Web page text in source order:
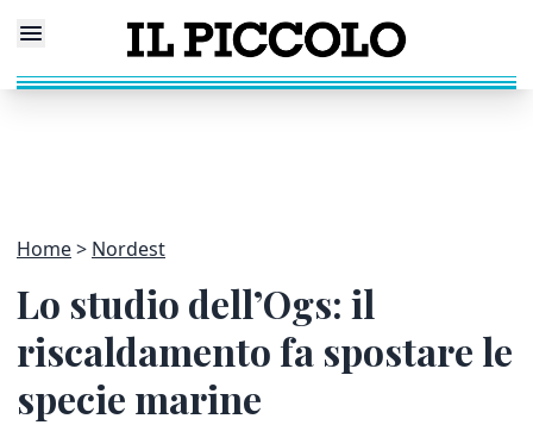
Home Nordest
Lo studio dell’Ogs: il
riscaldamento fa spostare le
specie marine